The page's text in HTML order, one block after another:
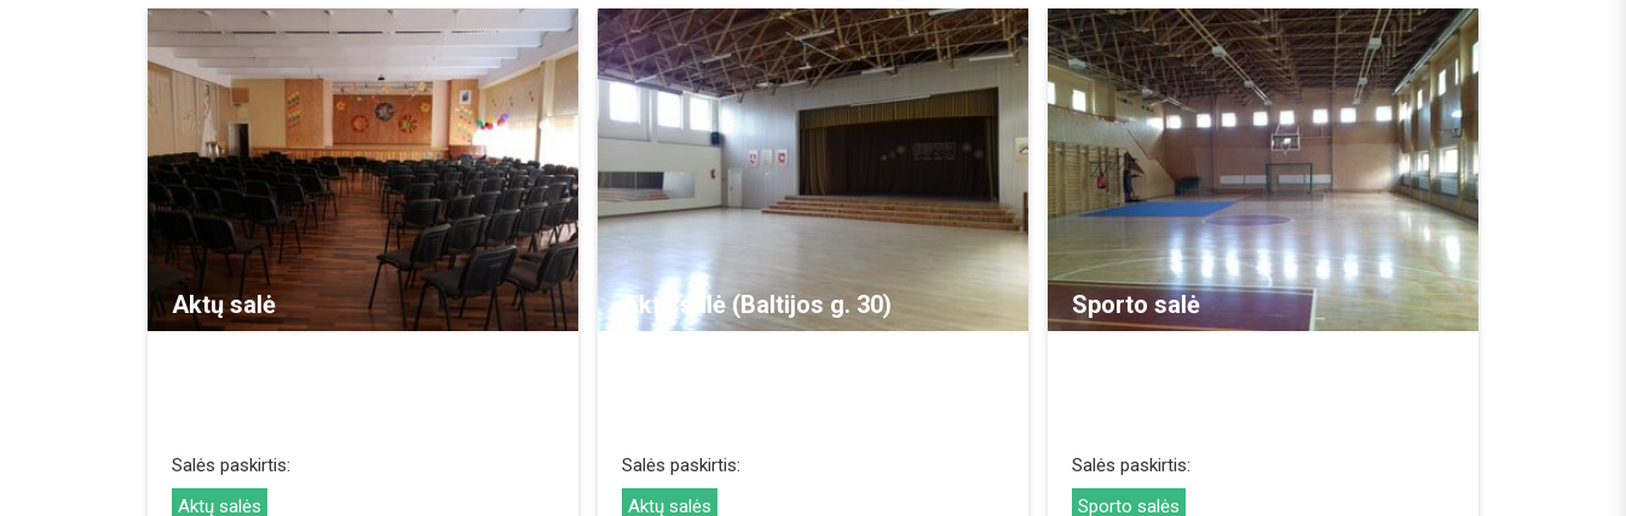
Aktų salė
Salės paskirtis:
Aktų salės
REZERVUOTI
Aktų salė (Baltijos g. 30)
Salės paskirtis:
Aktų salės
REZERVUOTI
Sporto salė
Salės paskirtis:
Sporto salės
REZERVUOTI